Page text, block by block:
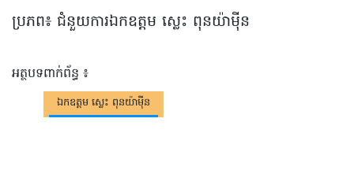
ប្រភព៖ ជំនួយ​ការ​ឯកឧត្ដម ស្លេះ ពុនយ៉ាមុីន
អត្ថបទពាក់ព័ន្ធ ៖
ឯកឧត្តម ស្លេះ ពុនយ៉ាមុីន